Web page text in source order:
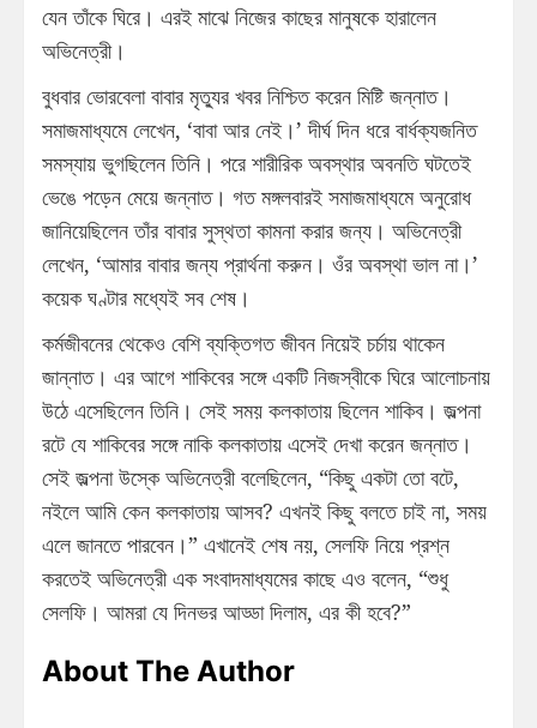
যেন তাঁকে ঘিরে। এরই মাঝে নিজের কাছের মানুষকে হারালেন
অভিনেত্রী।
বুধবার ভোরবেলা বাবার মৃত্যুর খবর নিশ্চিত করেন মিষ্টি জন্নাত।
সমাজমাধ্যমে লেখেন, ‘বাবা আর নেই।’ দীর্ঘ দিন ধরে বার্ধক্যজনিত
সমস্যায় ভুগছিলেন তিনি। পরে শারীরিক অবস্থার অবনতি ঘটতেই
ভেঙে পড়েন মেয়ে জন্নাত। গত মঙ্গলবারই সমাজমাধ্যমে অনুরোধ
জানিয়েছিলেন তাঁর বাবার সুস্থতা কামনা করার জন্য। অভিনেত্রী
লেখেন, ‘আমার বাবার জন্য প্রার্থনা করুন। ওঁর অবস্থা ভাল না।’
কয়েক ঘণ্টার মধ্যেই সব শেষ।
কর্মজীবনের থেকেও বেশি ব্যক্তিগত জীবন নিয়েই চর্চায় থাকেন
জান্নাত। এর আগে শাকিবের সঙ্গে একটি নিজস্বীকে ঘিরে আলোচনায়
উঠে এসেছিলেন তিনি। সেই সময় কলকাতায় ছিলেন শাকিব। জল্পনা
রটে যে শাকিবের সঙ্গে নাকি কলকাতায় এসেই দেখা করেন জন্নাত।
সেই জল্পনা উস্কে অভিনেত্রী বলেছিলেন, “কিছু একটা তো বটে,
নইলে আমি কেন কলকাতায় আসব? এখনই কিছু বলতে চাই না, সময়
এলে জানতে পারবেন।” এখানেই শেষ নয়, সেলফি নিয়ে প্রশ্ন
করতেই অভিনেত্রী এক সংবাদমাধ্যমের কাছে এও বলেন, “শুধু
সেলফি। আমরা যে দিনভর আড্ডা দিলাম, এর কী হবে?”
About The Author